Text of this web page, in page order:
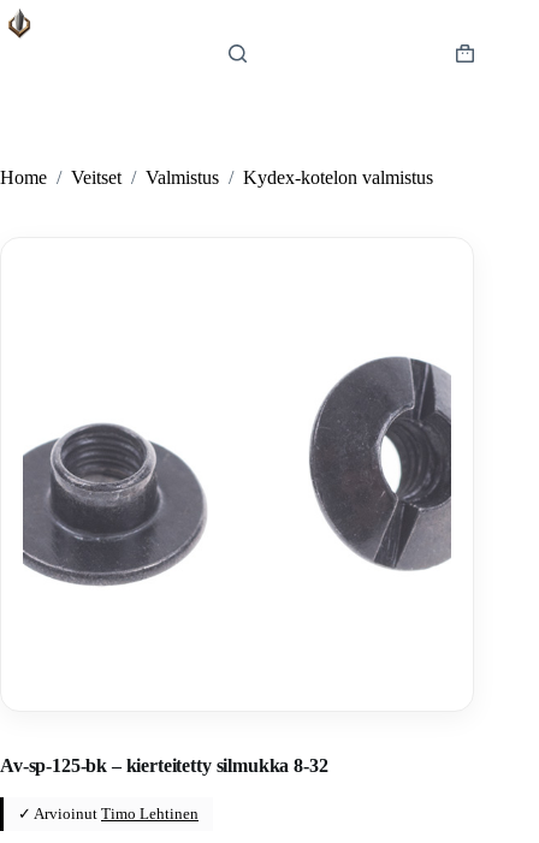
Skip
to
Shopping
Home / Veitset / Valmistus / Kydex-kotelon valmistus
Av-sp-125-bk – kierteitetty silmukka 8-32
✓ Arvioinut Timo Lehtinen